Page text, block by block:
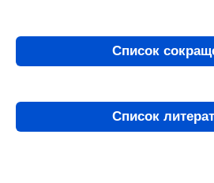
Список
Список